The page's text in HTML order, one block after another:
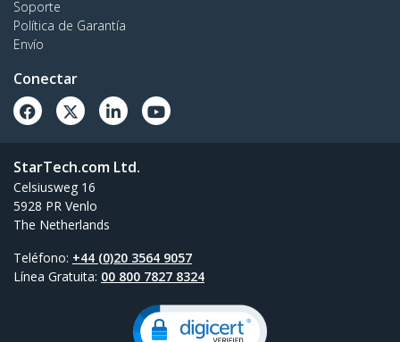
Soporte
Política de Garantía
Envío
Conectar
StarTech.com Ltd.
Celsiusweg 16
5928 PR Venlo
The Netherlands
Teléfono: +44 (0)20 3564 9057
Línea Gratuita: 00 800 7827 8324